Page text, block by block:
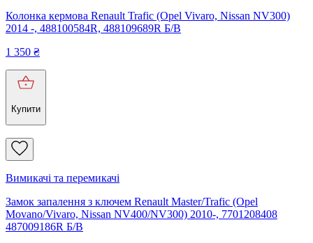
Колонка кермова Renault Trafic (Opel Vivaro, Nissan NV300)
2014 -, 488100584R, 488109689R Б/В
1 350 ₴
Купити
Вимикачі та перемикачі
Замок запалення з ключем Renault Master/Trafic (Opel
Movano/Vivaro, Nissan NV400/NV300) 2010-, 7701208408
487009186R Б/В